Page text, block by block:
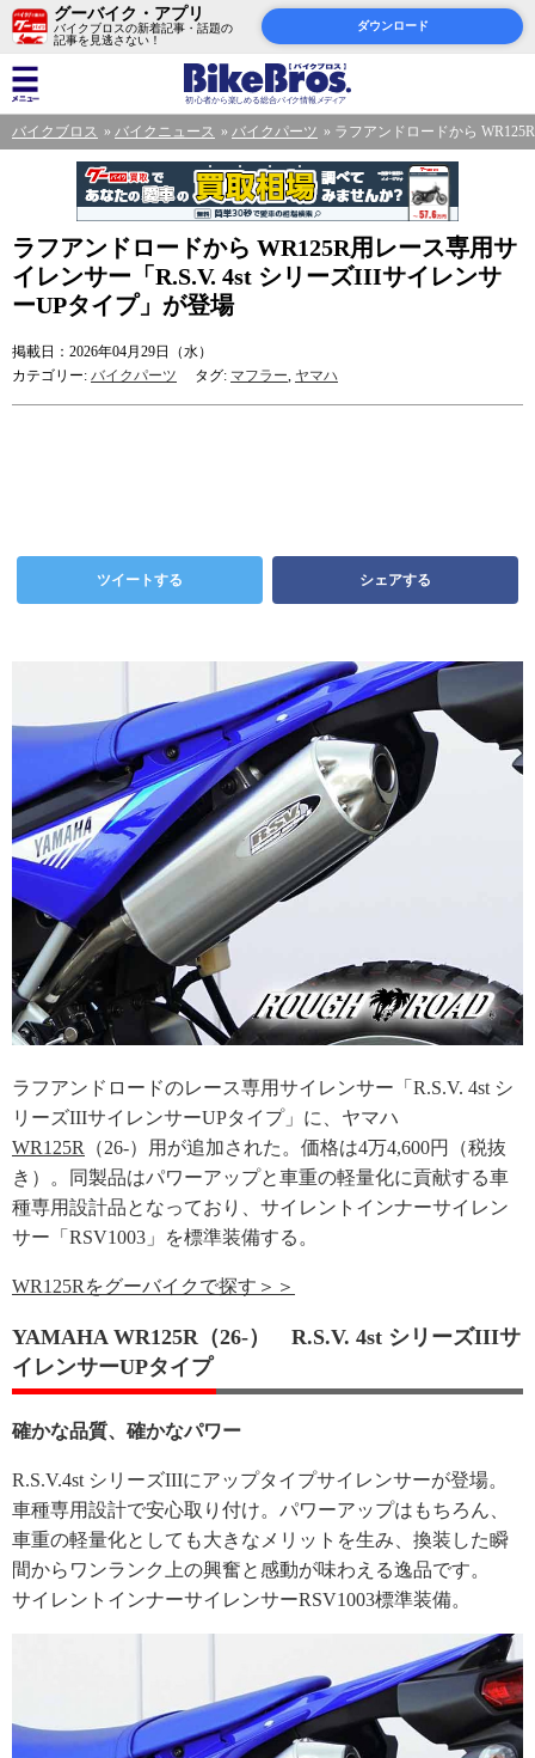
グーバイク・アプリ
バイクブロスの新着記事・話題の
記事を見逃さない！
ダウンロード
バイクブロス バイクニュース バイクパーツ ラフアンドロードから
ラフアンドロードから WR125R用レース専用サ
イレンサー「R.S.V. 4st シリーズIIIサイレンサ
ーUPタイプ」が登場
掲載日：2026年04月29日（水）
カテゴリー: バイクパーツ タグ: マフラー, ヤマハ
ツイートする シェアする
ラフアンドロードのレース専用サイレンサー「R.S.V. 4st シ
リーズIIIサイレンサーUPタイプ」に、ヤマハ
WR125R
（26-）用が追加された。価格は4万4,600円（税抜
き）。同製品はパワーアップと車重の軽量化に貢献する車
種専用設計品となっており、サイレントインナーサイレン
サー「RSV1003」を標準装備する。
WR125Rをグーバイクで探す＞＞
YAMAHA WR125R（26-） R.S.V. 4st シリーズIIIサ
イレンサーUPタイプ
確かな品質、確かなパワー
R.S.V.4st シリーズIIIにアップタイプサイレンサーが登場。
車種専用設計で安心取り付け。パワーアップはもちろん、
車重の軽量化としても大きなメリットを生み、換装した瞬
間からワンランク上の興奮と感動が味わえる逸品です。
サイレントインナーサイレンサーRSV1003標準装備。